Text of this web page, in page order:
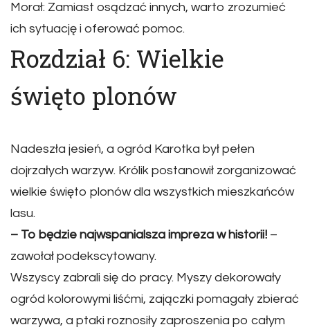
Morał: Zamiast osądzać innych, warto zrozumieć
ich sytuację i oferować pomoc.
Rozdział 6: Wielkie
święto plonów
Nadeszła jesień, a ogród Karotka był pełen
dojrzałych warzyw. Królik postanowił zorganizować
wielkie święto plonów dla wszystkich mieszkańców
lasu.
– To będzie najwspanialsza impreza w historii! –
zawołał podekscytowany.
Wszyscy zabrali się do pracy. Myszy dekorowały
ogród kolorowymi liśćmi, zajączki pomagały zbierać
warzywa, a ptaki roznosiły zaproszenia po całym